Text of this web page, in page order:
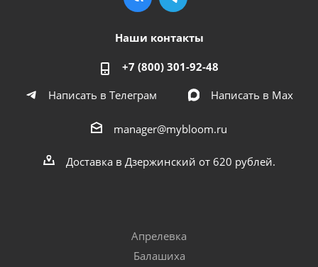
Наши контакты
+7 (800) 301-92-48
Написать в Телеграм
Написать в Мах
manager@mybloom.ru
Доставка в Дзержинский от 620 рублей.
Апрелевка
Балашиха